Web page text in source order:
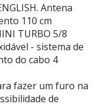
Antena
110 cm
TURBO 5/8
- sistema de
do cabo 4
fazer um furo na
de